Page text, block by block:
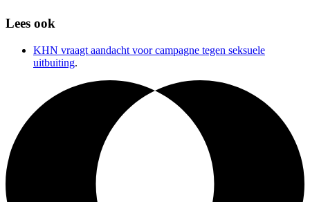
Lees ook
KHN vraagt aandacht voor campagne tegen seksuele
uitbuiting.